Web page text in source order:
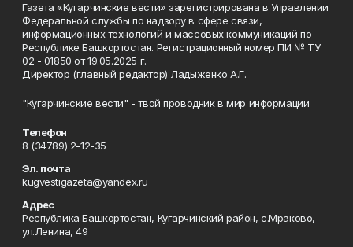
Газета «Кугарчинские вести» зарегистрирована в Управлении
Федеральной службы по надзору в сфере связи,
информационных технологий и массовых коммуникаций по
Республике Башкортостан. Регистрационный номер ПИ № ТУ
02 - 01850 от 19.05.2025 г.
Директор (главный редактор) Ладыженко А.Г.
"Кугарчинские вести" - твой проводник в мир информации
Телефон
8 (34789) 2-12-35
Эл. почта
kugvestigazeta@yandex.ru
Адрес
Республика Башкортостан, Кугарчинский район, с.Мраково,
ул.Ленина, 49